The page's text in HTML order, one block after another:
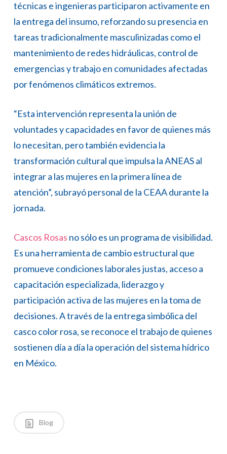
técnicas e ingenieras participaron activamente en
la entrega del insumo, reforzando su presencia en
tareas tradicionalmente masculinizadas como el
mantenimiento de redes hidráulicas, control de
emergencias y trabajo en comunidades afectadas
por fenómenos climáticos extremos.
“Esta intervención representa la unión de
voluntades y capacidades en favor de quienes más
lo necesitan, pero también evidencia la
transformación cultural que impulsa la ANEAS al
integrar a las mujeres en la primera línea de
atención”, subrayó personal de la CEAA durante la
jornada.
Cascos Rosas no sólo es un programa de visibilidad.
Es una herramienta de cambio estructural que
promueve condiciones laborales justas, acceso a
capacitación especializada, liderazgo y
participación activa de las mujeres en la toma de
decisiones. A través de la entrega simbólica del
casco color rosa, se reconoce el trabajo de quienes
sostienen día a día la operación del sistema hídrico
en México.
Blog